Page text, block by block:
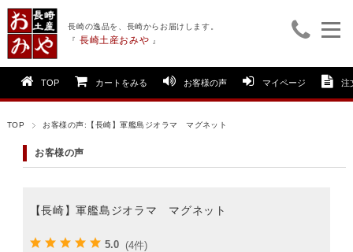
長崎の逸品を、長崎からお届けします。
『 長崎土産おみや 』
TOP カートをみる お客様の声 マイページ 注
TOP お客様の声:【長崎】軍艦島ジオラマ マグネット
お客様の声
【長崎】軍艦島ジオラマ マグネット
5.0 (4件)